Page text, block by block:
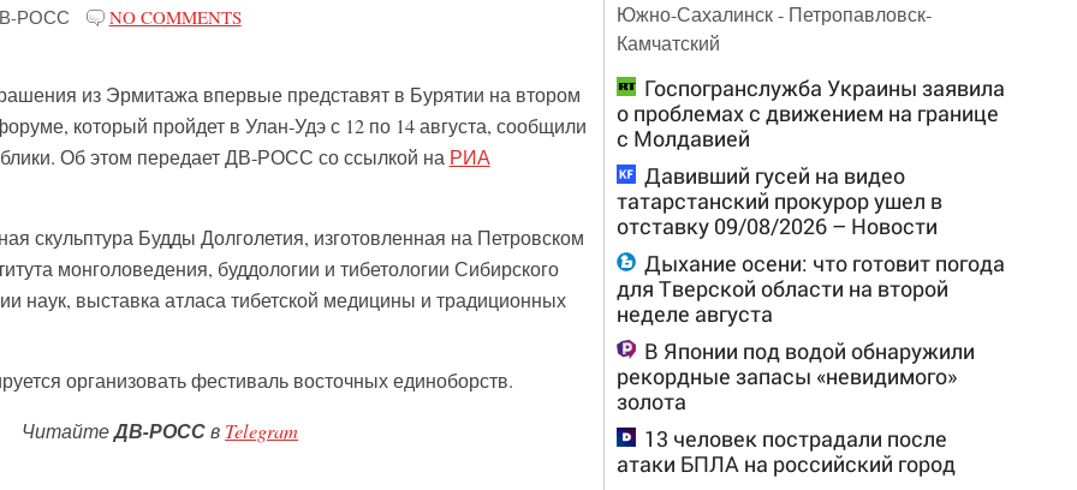
РОСС NO COMMENTS
из Эрмитажа впервые представят в Бурятии на втором
который пройдет в Улан-Удэ с 12 по 14 августа, сообщили
Об этом передает ДВ-РОСС со ссылкой на РИА
скульптура Будды Долголетия, изготовленная на Петровском
монголоведения, буддологии и тибетологии Сибирского
наук, выставка атласа тибетской медицины и традиционных
организовать фестиваль восточных единоборств.
ЧитайтеДВ-РОССв Telegram
Южно-Сахалинск- Петропавловск-
Камчатский
Госпогранслужба Украины заявила
о проблемах с движением на границе
с Молдавией
Давивший гусей на видео
татарстанский прокурор ушел в
отставку 09/08/2026 – Новости
Дыхание осени: что готовит погода
для Тверской области на второй
неделе августа
В Японии под водой обнаружили
рекордные запасы «невидимого»
золота
13 человек пострадали после
атаки БПЛА на российский город